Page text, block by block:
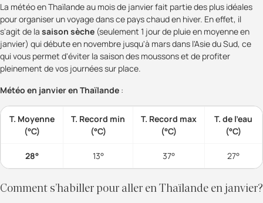
La météo en Thaïlande au mois de janvier fait partie des plus idéales
pour organiser un voyage dans ce pays chaud en hiver. En effet, il
s'agit de la saison sèche (seulement 1 jour de pluie en moyenne en
janvier) qui débute en novembre jusqu'à mars dans l'Asie du Sud, ce
qui vous permet d'éviter la saison des moussons et de profiter
pleinement de vos journées sur place.
Météo en janvier en Thaïlande :
T. Moyenne
(°C)
T. Record min
(°C)
T. Record max
(°C)
T. de l'eau
(°C)
28° 13° 37° 27°
Comment s’habiller pour aller en Thaïlande en janvier?